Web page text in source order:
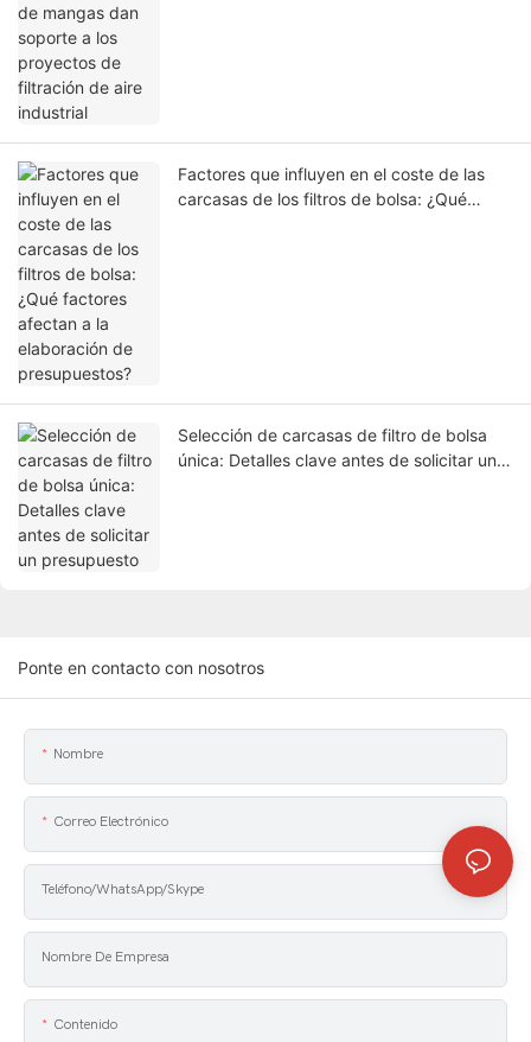
Factores que influyen en el coste de las
carcasas de los filtros de bolsa: ¿Qué
Selección de carcasas de filtro de bolsa
única: Detalles clave antes de solicitar un
Ponte en contacto con nosotros
Nombre
Correo Electrónico
Teléfono/WhatsApp/Skype
Nombre De Empresa
Contenido